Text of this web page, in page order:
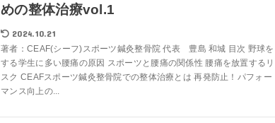
めの整体治療vol.1
2024.10.21
著者：CEAF(シーフ)スポーツ鍼灸整骨院 代表 豊島 和城 目次 野球を
する学生に多い腰痛の原因 スポーツと腰痛の関係性 腰痛を放置するリ
スク CEAFスポーツ鍼灸整骨院での整体治療とは 再発防止！パフォー
マンス向上の...